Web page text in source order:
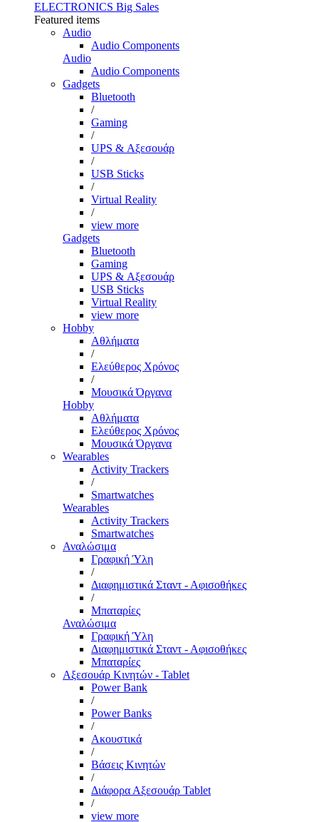
ELECTRONICS Big Sales
Featured items
Audio
Audio Components
Audio
Audio Components
Gadgets
Bluetooth
/
Gaming
/
UPS & Αξεσουάρ
/
USB Sticks
/
Virtual Reality
/
view more
Gadgets
Bluetooth
Gaming
UPS & Αξεσουάρ
USB Sticks
Virtual Reality
view more
Hobby
Αθλήματα
/
Ελεύθερος Χρόνος
/
Μουσικά Όργανα
Hobby
Αθλήματα
Ελεύθερος Χρόνος
Μουσικά Όργανα
Wearables
Activity Trackers
/
Smartwatches
Wearables
Activity Trackers
Smartwatches
Αναλώσιμα
Γραφική Ύλη
/
Διαφημιστικά Σταντ - Αφισοθήκες
/
Μπαταρίες
Αναλώσιμα
Γραφική Ύλη
Διαφημιστικά Σταντ - Αφισοθήκες
Μπαταρίες
Αξεσουάρ Κινητών - Tablet
Power Bank
/
Power Banks
/
Ακουστικά
/
Βάσεις Κινητών
/
Διάφορα Αξεσουάρ Tablet
/
view more